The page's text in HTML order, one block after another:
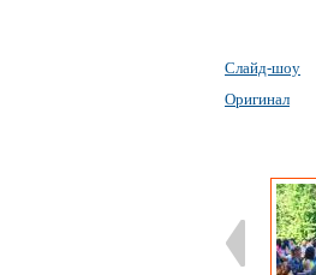
Слайд-шоу
Оригинал